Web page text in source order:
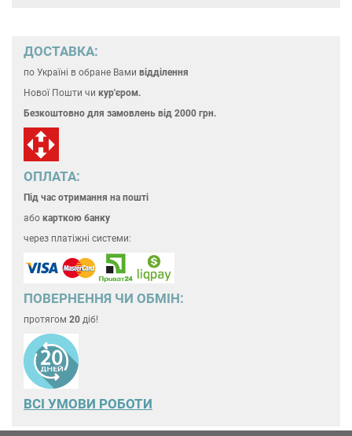
ДОСТАВКА:
по Україні в обране Вами відділення
Нової Пошти чи кур'єром.
Безкоштовно для замовлень від 2000 грн.
ОПЛАТА:
Під час отримання на пошті
або карткою банку
через платіжні системи:
ПОВЕРНЕННЯ ЧИ ОБМІН:
протягом 20 діб!
ВСІ УМОВИ РОБОТИ